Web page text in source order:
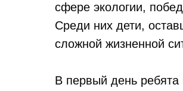
сфере экологии,
Среди них дети,
сложной жизненной
В первый день ребята